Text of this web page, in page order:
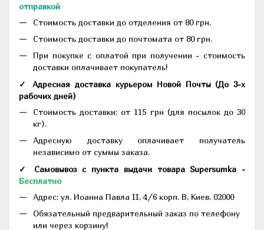
отправкой
Стоимость доставки до отделения от 80 грн.
Стоимость доставки до почтомата от 80 грн.
При покупке с оплатой при получении - стоимость
доставки оплачивает покупатель!
✓ Адресная доставка курьером Новой Почты (До 3-х
рабочих дней)
Стоимость доставки: от 115 грн (для посылок до 30
кг).
Адресную доставку оплачивает получатель
независимо от суммы заказа.
✓ Самовывоз с пункта выдачи товара Supersumka -
Бесплатно
Адрес: ул. Иоанна Павла II, 4/6 корп. В, Киев, 02000
Обязательный предварительный заказ по телефону
или через корзину!